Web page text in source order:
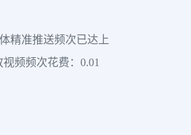
精准推送频次已达上
频频次花费：0.01